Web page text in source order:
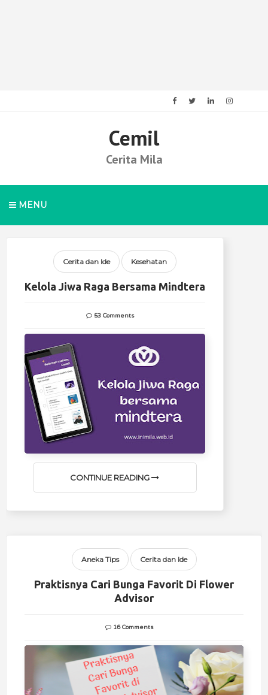
Cemil
Cerita Mila
MENU
Cerita dan Ide Kesehatan
Kelola Jiwa Raga Bersama Mindtera
53 Comments
CONTINUE READING
Aneka Tips Cerita dan Ide
Praktisnya Cari Bunga Favorit Di Flower
Advisor
16 Comments